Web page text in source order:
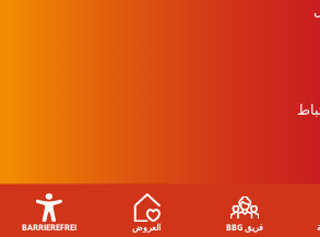
فريق BBG العروض BARRIEREFREI